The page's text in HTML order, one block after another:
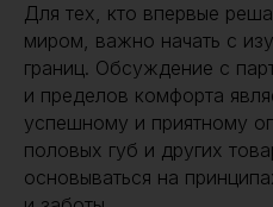
Для тех, кто впервые
миром, важно начать с
границ. Обсуждение с
и пределов комфорта
успешному и приятному
половых губ и других
основываться на